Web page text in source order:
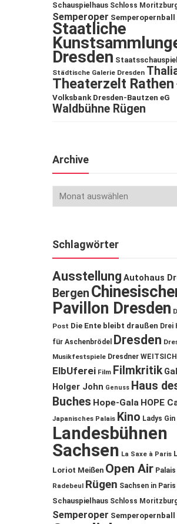
Schauspielhaus Schloss
Semperoper Semperopernball
Staatliche
Dresden
Städtische Galerie Dresden
Theaterzelt Rathen
Volksbank Dresden-Bautzen eG
Waldbühne Rügen
Archive
Schlagwörter
Ausstellung Autohaus
Bergen
Pavillon Dresden
Post Die Ente bleibt draußen Drei
für Aschenbrödel
Dresden
Musikfestspiele Dresdner
ElbUferei Film Filmkritik
Holger John Genuss Haus
Buches Hope-Gala HOPE
Japanisches Palais Kino Ladys
Landesbühnen
Sachsen La Saxe à Paris
Loriot Meißen Open Air
Radebeul Rügen Sachsen in Paris
Schauspielhaus Schloss
Semperoper Semperopernball